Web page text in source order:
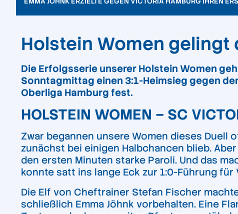
Holstein Women gelingt
Die Erfolgsserie unserer Holstein Women
Sonntagmittag einen 3:1-Heimsieg gegen
Oberliga Hamburg fest.
HOLSTEIN WOMEN – SC
Zwar begannen unsere Women dieses
zunächst bei einigen Halbchancen blieb.
den ersten Minuten starke Paroli. Und das
konnte satt ins lange Eck zur 1:0-Führung
Die Elf von Cheftrainer Stefan Fischer
schließlich Emma Jöhnk vorbehalten. Eine